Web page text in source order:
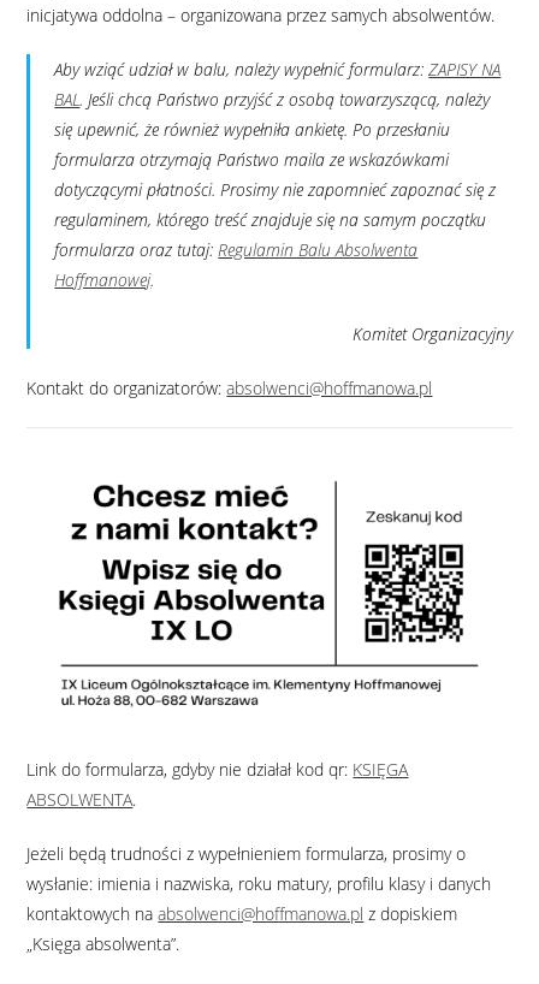
inicjatywa oddolna – organizowana przez samych absolwentów.
Aby wziąć udział w balu, należy wypełnić formularz:ZAPISY NA
BAL. Jeśli chcą Państwo przyjść z osobą towarzyszącą, należy
się upewnić, że również wypełniła ankietę. Po przesłaniu
formularza otrzymają Państwo maila ze wskazówkami
dotyczącymi płatności. Prosimy nie zapomnieć zapoznać się z
regulaminem, którego treść znajduje się na samym początku
formularza oraz tutaj: Regulamin Balu Absolwenta
Hoffmanowej.
Komitet Organizacyjny
Kontakt do organizatorów:absolwenci@hoffmanowa.pl
Link do formularza, gdyby nie działał kod qr: KSIĘGA
ABSOLWENTA.
Jeżeli będą trudności z wypełnieniem formularza, prosimy o
wysłanie: imienia i nazwiska, roku matury, profilu klasy i danych
kontaktowych naabsolwenci@hoffmanowa.pl z dopiskiem
„Księga absolwenta”.